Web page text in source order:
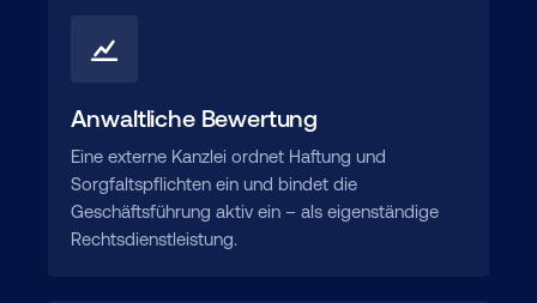
Anwaltliche Bewertung
Eine externe Kanzlei ordnet Haftung und
Sorgfaltspflichten ein und bindet die
Geschäftsführung aktiv ein – als eigenständige
Rechtsdienstleistung.